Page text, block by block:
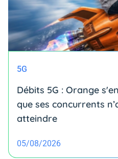
5G
Débits 5G : Orange
que ses concurrents
atteindre
05/08/2026